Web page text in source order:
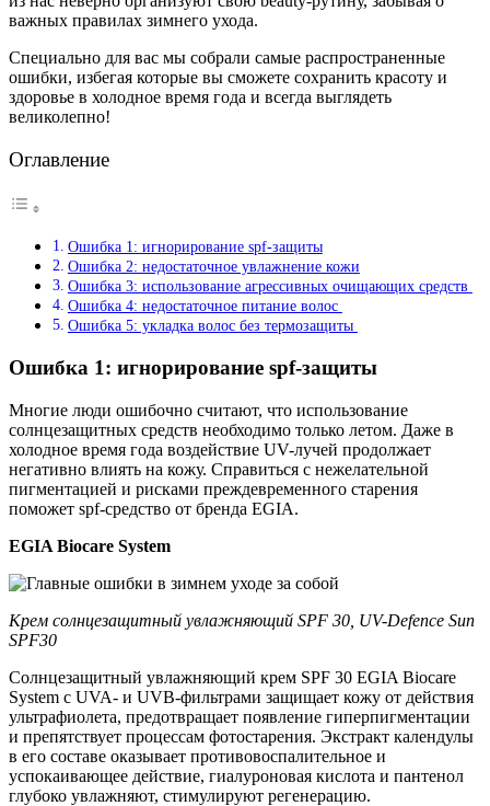
важных правилах зимнего ухода.
Специально для вас мы собрали самые распространенные
ошибки, избегая которые вы сможете сохранить красоту и
здоровье в холодное время года и всегда выглядеть
великолепно!
Оглавление
Ошибка 1: игнорирование spf-защиты
Ошибка 2: недостаточное увлажнение кожи
Ошибка 3: использование агрессивных очищающих средств
Ошибка 4: недостаточное питание волос
Ошибка 5: укладка волос без термозащиты
Ошибка 1: игнорирование spf-защиты
Многие люди ошибочно считают, что использование
солнцезащитных средств необходимо только летом. Даже в
холодное время года воздействие UV-лучей продолжает
негативно влиять на кожу. Справиться с нежелательной
пигментацией и рисками преждевременного старения
поможет spf-средство от бренда EGIA.
EGIA Biocare System
Крем солнцезащитный увлажняющий SPF 30, UV-Defence Sun
SPF30
Солнцезащитный увлажняющий крем SPF 30 EGIA Biocare
System с UVA- и UVB-фильтрами защищает кожу от действия
ультрафиолета, предотвращает появление гиперпигментации
и препятствует процессам фотостарения. Экстракт календулы
в его составе оказывает противовоспалительное и
успокаивающее действие, гиалуроновая кислота и пантенол
глубоко увлажняют, стимулируют регенерацию.